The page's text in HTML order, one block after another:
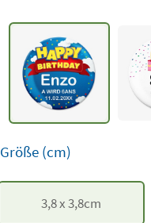
Größe (cm)
3,8x3,8cm